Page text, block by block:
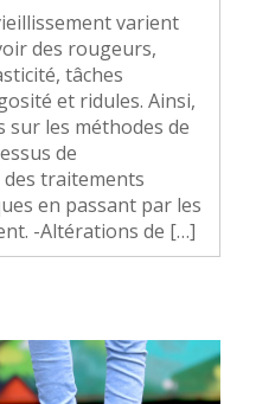
varient
des rougeurs,
tâches
et ridules. Ainsi,
les méthodes de
de
traitements
en passant par les
-Altérations de […]